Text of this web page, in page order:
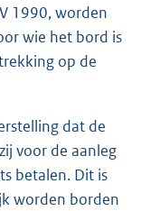
1990, worden
wie het bord is
op de
dat de
voor de aanleg
betalen. Dit is
worden borden